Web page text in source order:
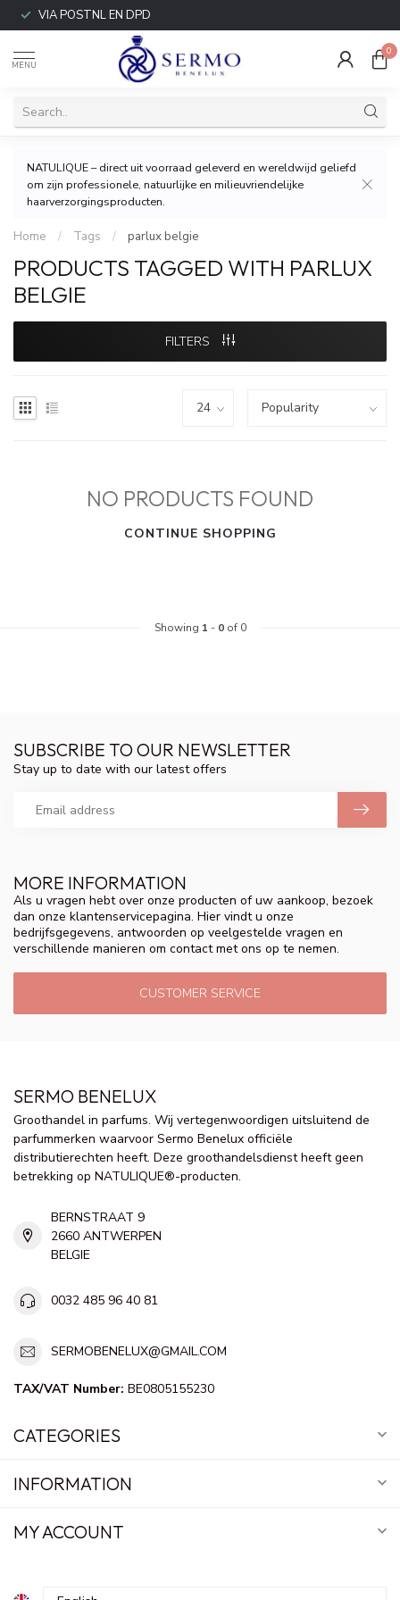
VIA POSTNL EN DPD
MENU
0
NATULIQUE – direct uit voorraad geleverd en wereldwijd geliefd
om zijn professionele, natuurlijke en milieuvriendelijke
haarverzorgingsproducten.
Home / Tags / parlux belgie
PRODUCTS TAGGED WITH PARLUX
BELGIE
FILTERS
NO PRODUCTS FOUND
CONTINUE SHOPPING
Showing 1 - 0of 0
MORE INFORMATION
Als u vragen hebt over onze producten of uw aankoop, bezoek
dan onze klantenservicepagina. Hier vindt u onze
bedrijfsgegevens, antwoorden op veelgestelde vragen en
verschillende manieren om contact met ons op te nemen.
CUSTOMER SERVICE
SUBSCRIBE TO OUR NEWSLETTER
Stay up to date with our latest offers
SERMO BENELUX
Groothandel in parfums. Wij vertegenwoordigen uitsluitend de
parfummerken waarvoor Sermo Benelux officiële
distributierechten heeft. Deze groothandelsdienst heeft geen
betrekking op NATULIQUE®-producten.
BERNSTRAAT 9
2660 ANTWERPEN
BELGIE
0032 485 96 40 81
SERMOBENELUX@GMAIL.COM
TAX/VAT Number: BE0805155230
CATEGORIES
INFORMATION
MY ACCOUNT